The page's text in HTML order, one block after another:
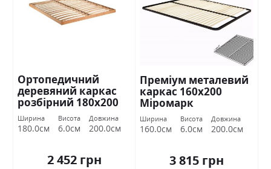
Ортопедичний
деревяний каркас
розбірний 180х200
Міромарк
Ширина
180.0см
Висота
6.0см
Довжина
200.0см
2 452 грн
Преміум металевий
каркас 160х200
Міромарк
Ширина
160.0см
Висота
6.0см
Довжина
200.0см
3 815 грн